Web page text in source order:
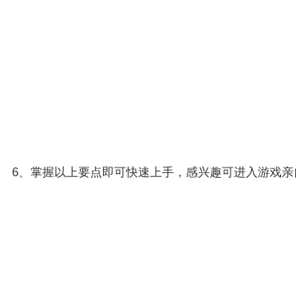
6、掌握以上要点即可快速上手，感兴趣可进入游戏亲